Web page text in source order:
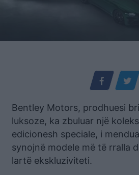
Bentley Motors, prodhuesi
luksoze, ka zbuluar një
edicionesh speciale, i
synojnë modele më të rralla
lartë ekskluziviteti.